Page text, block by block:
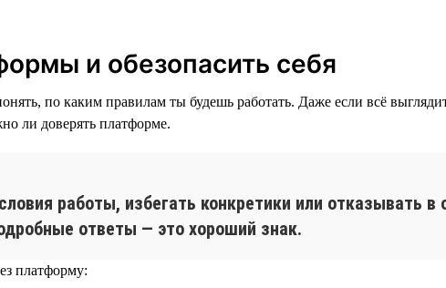
и обезопасить себя
по каким правилам ты будешь работать. Даже если всё
ли доверять платформе.
работы, избегать конкретики или отказывать
ответы — это хороший знак.
платформу: